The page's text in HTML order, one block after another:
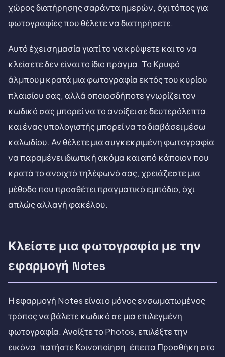
χώρος διατήρησης σαράντα ημερών, όχι τόπος για
φωτογραφίες που θέλετε να διατηρήσετε.
Αυτό έχει σημασία γιατί το να κρύψετε και το να
κλείσετε δεν είναι το ίδιο πράγμα. Το Κρυφό
άλμπουμ κρατά μια φωτογραφία εκτός του κυρίου
πλαισίου σας, αλλά οποιοσδήποτε γνωρίζει τον
κωδικό σας μπορεί να το ανοίξει σε δευτερόλεπτα,
και ένας υπολογιστής μπορεί να το διαβάσει μέσω
καλωδίου. Αν θέλετε μια συγκεκριμένη φωτογραφία
να παραμένει ιδιωτική ακόμα και από κάποιον που
κρατά το ανοιχτό τηλέφωνό σας, χρειάζεστε μια
μέθοδο που προσθέτει πραγματικό εμπόδιο, όχι
απλώς αλλαγή φακέλου.
Κλείστε μια φωτογραφία με την
εφαρμογή Notes
Η εφαρμογή Notes είναι ο μόνος ενσωματωμένος
τρόπος να βάλετε κωδικό σε μια επιλεγμένη
φωτογραφία. Ανοίξτε το Photos, επιλέξτε την
εικόνα, πατήστε Κοινοποίηση, έπειτα Προσθήκη στο